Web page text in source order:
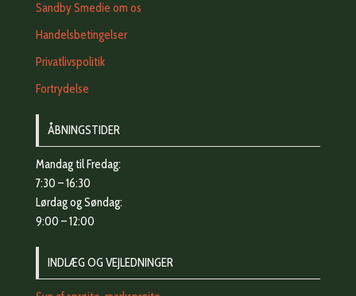
Sandby Smedie om os
Handelsbetingelser
Privatlivspolitik
Fortrydelse
ÅBNINGSTIDER
Mandag til Fredag:
7:30 – 16:30
Lørdag og Søndag:
9:00 – 12:00
INDLÆG OG VEJLEDNINGER